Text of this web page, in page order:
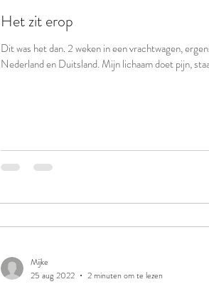
Het zit erop
Dit was het dan. 2 weken in een vrachtwagen,
Nederland en Duitsland. Mijn lichaam doet pijn,
Mijke
25 aug 2022
2 minuten om te lezen